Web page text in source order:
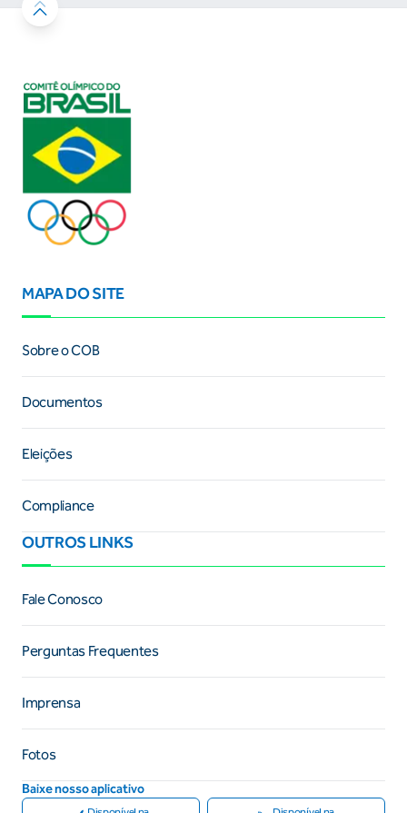
MAPA DO SITE
Sobre o COB
Documentos
Eleições
Compliance
OUTROS LINKS
Fale Conosco
Perguntas Frequentes
Imprensa
Fotos
Baixe nosso aplicativo